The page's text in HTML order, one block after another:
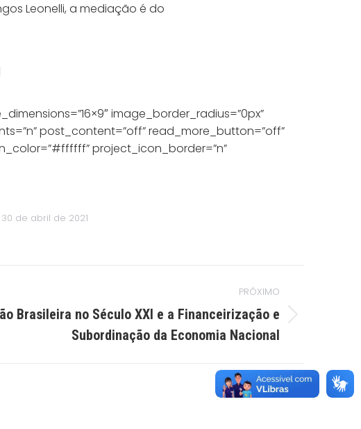
Leonelli, a mediação é do
image_border_radius=”0px”
post_content=”off” read_more_button=”off”
project_icon_border=”n”
30 de abril de 2021
PRÓXIMO
Brasileira no Século XXI e a Financeirização e
Subordinação da Economia Nacional